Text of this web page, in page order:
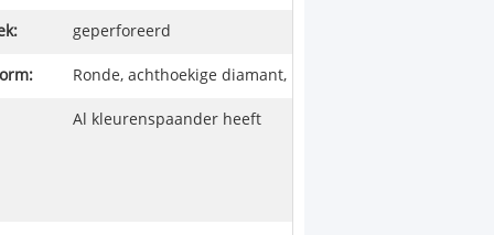
geperforeerd
Ronde, achthoekige diamant,
Al kleurenspaander heeft